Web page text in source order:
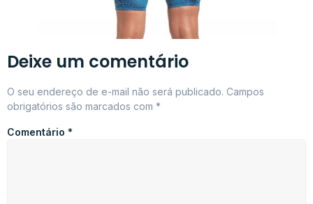
Deixe um comentário
O seu endereço de e-mail não será publicado. Campos
obrigatórios são marcados com *
Comentário *